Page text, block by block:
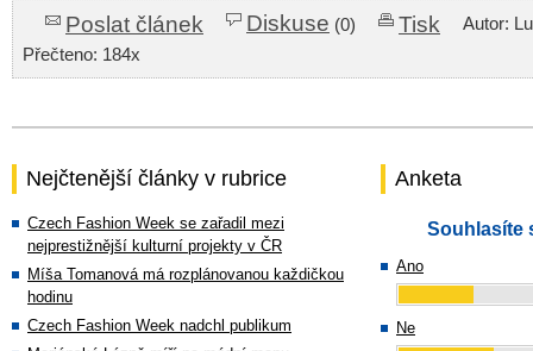
Poslat článek Diskuse (0) Tisk
Autor:
Přečteno: 184x
Nejčtenější články v rubrice
Czech Fashion Week se zařadil mezi
nejprestižnější kulturní projekty v ČR
Míša Tomanová má rozplánovanou každičkou
hodinu
Czech Fashion Week nadchl publikum
Anketa
Souhlasíte
Ano
Ne